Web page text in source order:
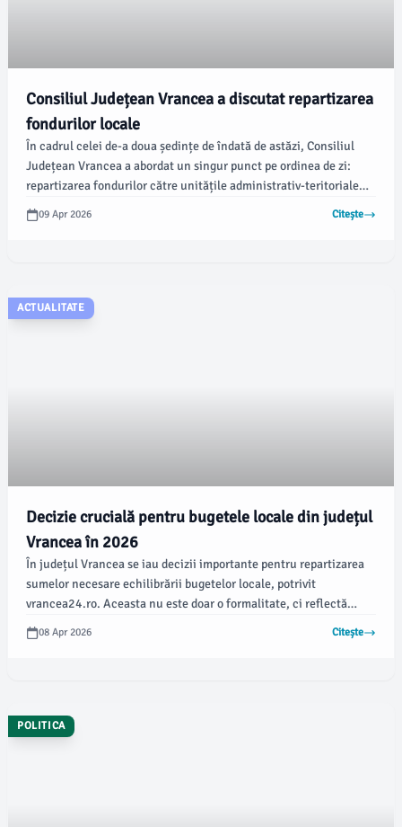
Consiliul Județean Vrancea a discutat repartizarea
fondurilor locale
În cadrul celei de-a doua ședințe de îndată de astăzi, Consiliul
Județean Vrancea a abordat un singur punct pe ordinea de zi:
repartizarea fondurilor către unitățile administrativ-teritoriale
din județ pentru anul 2026. Această sesiune a fost similară cu
cele anterioare, desfășurându-se conform coordonatelor
09 Apr 2026 Citește
ACTUALITATE
Decizie crucială pentru bugetele locale din județul
Vrancea în 2026
În județul Vrancea se iau decizii importante pentru repartizarea
sumelor necesare echilibrării bugetelor locale, potrivit
vrancea24.ro. Aceasta nu este doar o formalitate, ci reflectă
prioritățile și responsabilitatea în gestionarea resurselor publice.
08 Apr 2026 Citește
POLITICA